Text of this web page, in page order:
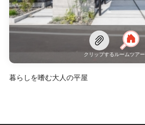
クリップするルームツアー
暮らしを嗜む大人の平屋